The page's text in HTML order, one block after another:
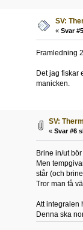
SV:
« Svar
Framledning
Det jag fiskar
manicken.
SV:
« Svar #6
Brine in/ut
Men
står (och
Tror man få
Att integralen
Denna ska